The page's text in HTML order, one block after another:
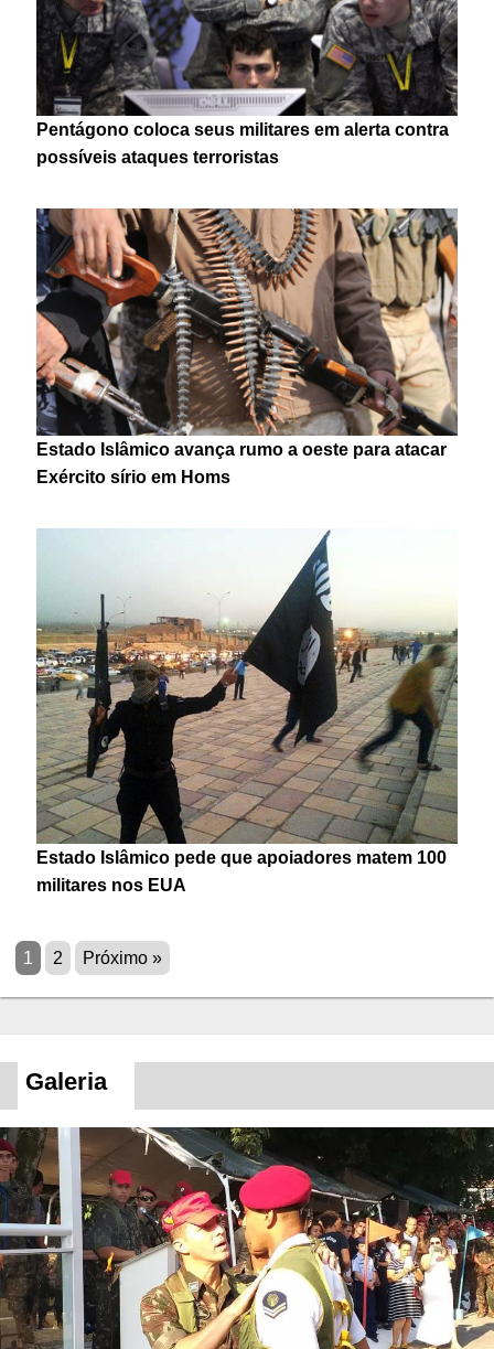
Pentágono coloca seus militares em alerta contra
possíveis ataques terroristas
Estado Islâmico avança rumo a oeste para atacar
Exército sírio em Homs
Estado Islâmico pede que apoiadores matem 100
militares nos EUA
1 2 Próximo »
Galeria